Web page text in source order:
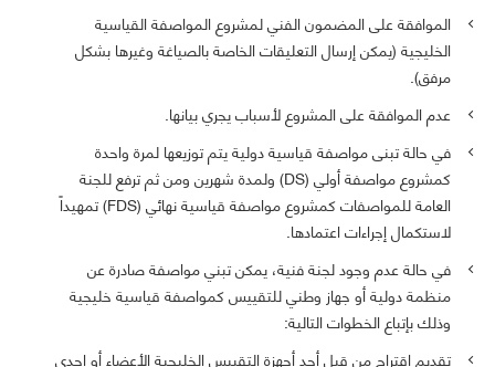
الموافقة على المضمون الفني لمشروع المواصفة القياسية
الخليجية (يمكن إرسال التعليقات الخاصة بالصياغة وغيرها بشكل
مرفق).
عدم الموافقة على المشروع لأسباب يجري بيانها.
في حالة تبنى مواصفة قياسية دولية يتم توزيعها لمرة واحدة
كمشروع مواصفة أولي (DS) ولمدة شهرين ومن ثم ترفع للجنة
العامة للمواصفات كمشروع مواصفة قياسية نهائي (FDS) تمهيداً
لاستكمال إجراءات اعتمادها.
في حالة عدم وجود لجنة فنية، يمكن تبني مواصفة صادرة عن
منظمة دولية أو جهاز وطني للتقييس كمواصفة قياسية خليجية
وذلك بإتباع الخطوات التالية:
تقديم اقتراح من قبل أحد أجهزة التقييس الخليجية الأعضاء أو إحدى